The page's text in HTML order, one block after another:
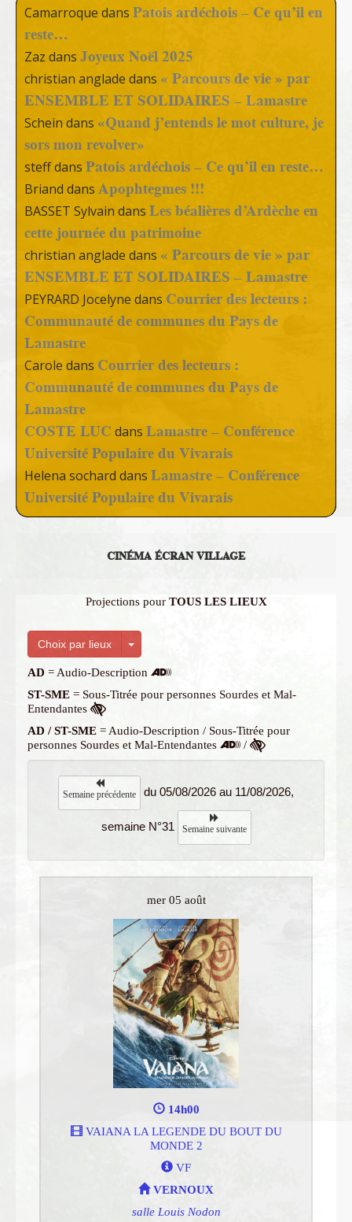
Camarroque dans Patois ardéchois – Ce qu’il en
reste…
Zaz dans Joyeux Noël 2025
christian anglade dans « Parcours de vie » par
ENSEMBLE ET SOLIDAIRES – Lamastre
Schein dans «Quand j’entends le mot culture, je
sors mon revolver»
steffdans Patois ardéchois – Ce qu’il en reste…
Briand dans Apophtegmes !!!
BASSET Sylvain dans Les béalières d’Ardèche en
cette journée du patrimoine
christian anglade dans « Parcours de vie » par
ENSEMBLE ET SOLIDAIRES – Lamastre
PEYRARD Jocelyne dans Courrier des lecteurs :
Communauté de communes du Pays de
Lamastre
Carole dans Courrier des lecteurs :
Communauté de communes du Pays de
Lamastre
COSTE LUC dans Lamastre – Conférence
Université Populaire du Vivarais
Helena sochard dans Lamastre – Conférence
Université Populaire du Vivarais
CINÉMA ÉCRAN VILLAGE